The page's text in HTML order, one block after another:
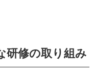
研修の取り組み